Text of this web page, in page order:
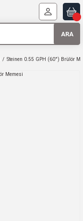
ARA
Steinen 0.55 GPH (60°) Brülör